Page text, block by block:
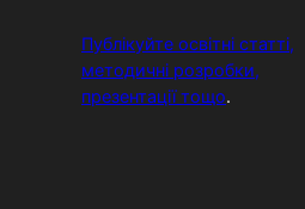
Публікуйте освітні статті,
методичні розробки,
презентації тощо.